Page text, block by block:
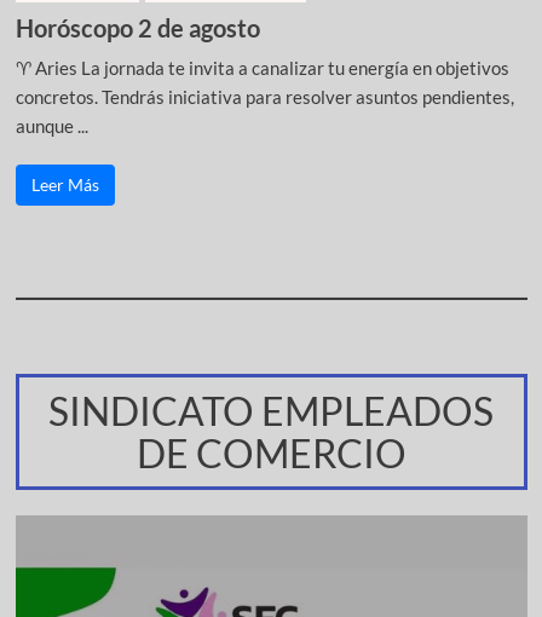
Horóscopo 2 de agosto
♈ Aries La jornada te invita a canalizar tu energía en objetivos
concretos. Tendrás iniciativa para resolver asuntos pendientes,
aunque ...
Leer Más
SINDICATO EMPLEADOS
DE COMERCIO